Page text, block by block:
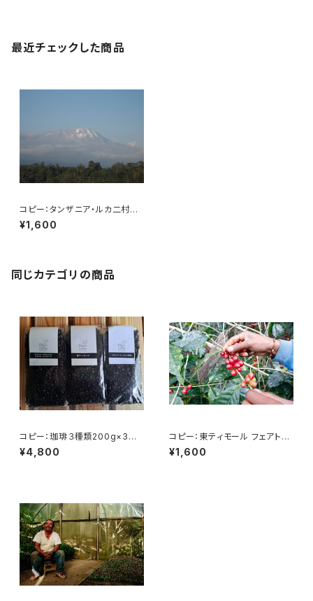
最近チェックした商品
コピー：タンザニア・ルカ二村
フェアトレード 200g
¥1,600
同じカテゴリの商品
コピー：珈琲３種類200g×3
タンザニアルカ二村・東ティモー
ル・メキシコ
¥4,800
コピー：東ティモール フェアトレ
ードオーガニック 200g
¥1,600